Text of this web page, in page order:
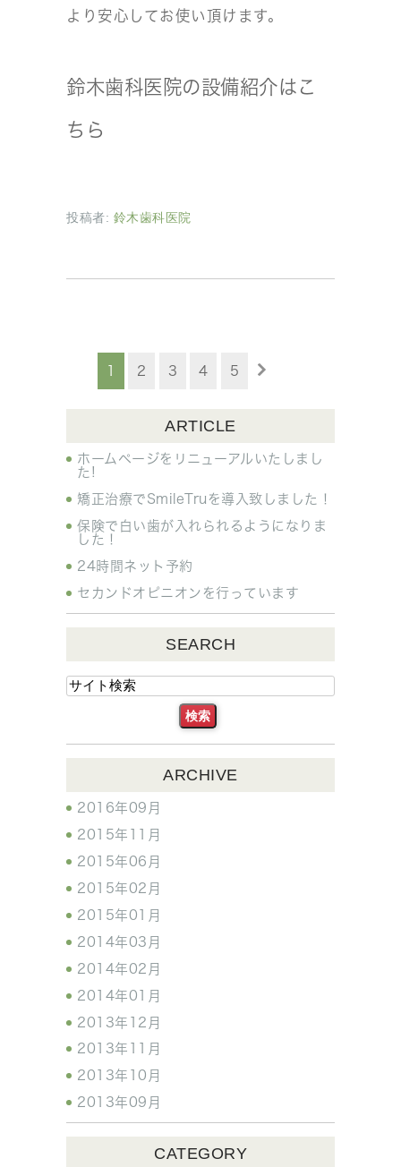
より安心してお使い頂けます。
鈴木歯科医院の設備紹介はこ
ちら
投稿者: 鈴木歯科医院
2 3 4 5
ARTICLE
ホームページをリニューアルいたしまし
た!
矯正治療でSmileTruを導入致しました！
保険で白い歯が入れられるようになりま
した！
24時間ネット予約
セカンドオピニオンを行っています
SEARCH
ARCHIVE
2016年09月
2015年11月
2015年06月
2015年02月
2015年01月
2014年03月
2014年02月
2014年01月
2013年12月
2013年11月
2013年10月
2013年09月
CATEGORY